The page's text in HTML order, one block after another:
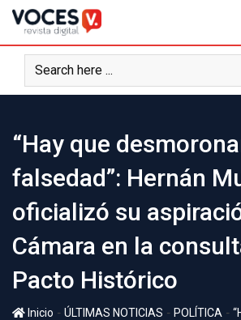
“Hay que
falsedad”: Hernán
oficializó su
Cámara en la
Pacto Histórico
Inicio - ÚLTIMAS NOTICIAS - POLÍTICA -